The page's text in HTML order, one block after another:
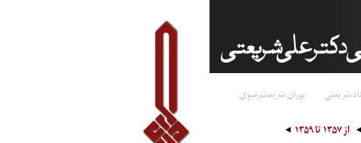
شریعتی پوران شریعت‌رضوی
از ۱۳۵۷ تا ۱۳۵۹